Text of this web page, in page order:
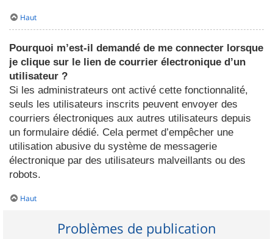
Haut
Pourquoi m’est-il demandé de me connecter lorsque
je clique sur le lien de courrier électronique d’un
utilisateur ?
Si les administrateurs ont activé cette fonctionnalité,
seuls les utilisateurs inscrits peuvent envoyer des
courriers électroniques aux autres utilisateurs depuis
un formulaire dédié. Cela permet d’empêcher une
utilisation abusive du système de messagerie
électronique par des utilisateurs malveillants ou des
robots.
Haut
Problèmes de publication